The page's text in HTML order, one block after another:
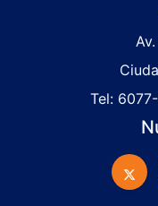
Tel: